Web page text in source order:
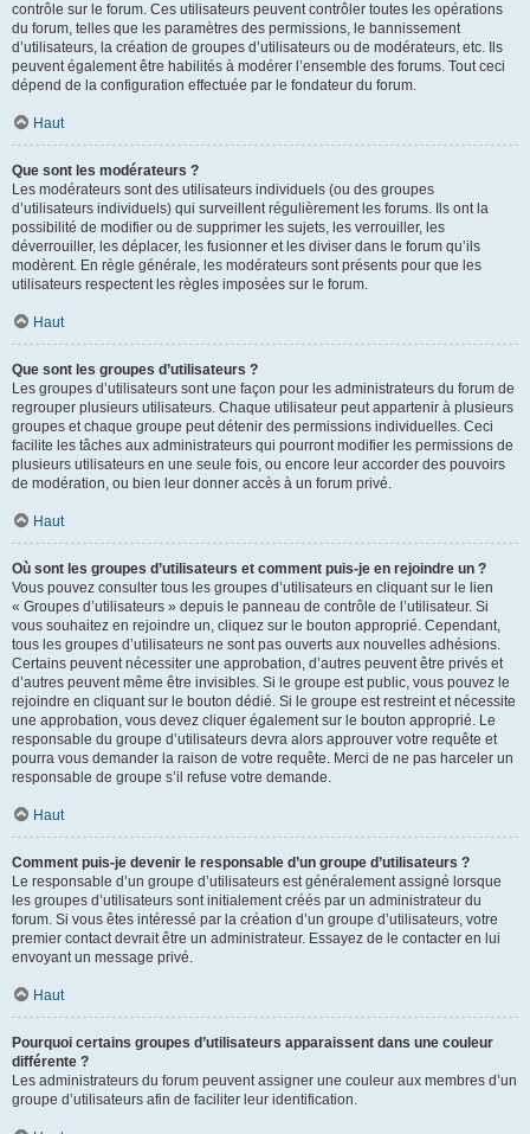
contrôle sur le forum. Ces utilisateurs peuvent contrôler toutes les opérations
du forum, telles que les paramètres des permissions, le bannissement
d’utilisateurs, la création de groupes d’utilisateurs ou de modérateurs, etc. Ils
peuvent également être habilités à modérer l’ensemble des forums. Tout ceci
dépend de la configuration effectuée par le fondateur du forum.
Haut
Que sont les modérateurs ?
Les modérateurs sont des utilisateurs individuels (ou des groupes
d’utilisateurs individuels) qui surveillent régulièrement les forums. Ils ont la
possibilité de modifier ou de supprimer les sujets, les verrouiller, les
déverrouiller, les déplacer, les fusionner et les diviser dans le forum qu’ils
modèrent. En règle générale, les modérateurs sont présents pour que les
utilisateurs respectent les règles imposées sur le forum.
Haut
Que sont les groupes d’utilisateurs ?
Les groupes d’utilisateurs sont une façon pour les administrateurs du forum de
regrouper plusieurs utilisateurs. Chaque utilisateur peut appartenir à plusieurs
groupes et chaque groupe peut détenir des permissions individuelles. Ceci
facilite les tâches aux administrateurs qui pourront modifier les permissions de
plusieurs utilisateurs en une seule fois, ou encore leur accorder des pouvoirs
de modération, ou bien leur donner accès à un forum privé.
Haut
Où sont les groupes d’utilisateurs et comment puis-je en rejoindre un ?
Vous pouvez consulter tous les groupes d’utilisateurs en cliquant sur le lien
« Groupes d’utilisateurs » depuis le panneau de contrôle de l’utilisateur. Si
vous souhaitez en rejoindre un, cliquez sur le bouton approprié. Cependant,
tous les groupes d’utilisateurs ne sont pas ouverts aux nouvelles adhésions.
Certains peuvent nécessiter une approbation, d’autres peuvent être privés et
d’autres peuvent même être invisibles. Si le groupe est public, vous pouvez le
rejoindre en cliquant sur le bouton dédié. Si le groupe est restreint et nécessite
une approbation, vous devez cliquer également sur le bouton approprié. Le
responsable du groupe d’utilisateurs devra alors approuver votre requête et
pourra vous demander la raison de votre requête. Merci de ne pas harceler un
responsable de groupe s’il refuse votre demande.
Haut
Comment puis-je devenir le responsable d’un groupe d’utilisateurs ?
Le responsable d’un groupe d’utilisateurs est généralement assigné lorsque
les groupes d’utilisateurs sont initialement créés par un administrateur du
forum. Si vous êtes intéressé par la création d’un groupe d’utilisateurs, votre
premier contact devrait être un administrateur. Essayez de le contacter en lui
envoyant un message privé.
Haut
Pourquoi certains groupes d’utilisateurs apparaissent dans une couleur
différente ?
Les administrateurs du forum peuvent assigner une couleur aux membres d’un
groupe d’utilisateurs afin de faciliter leur identification.